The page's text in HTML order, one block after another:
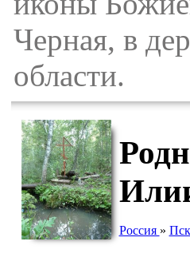
Черная, в
области.
Россия »